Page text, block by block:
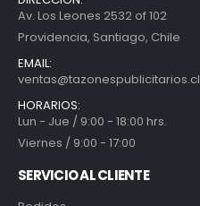
Av. Los Leones 2532 of 102
Providencia, Santiago, Chile
EMAIL:
ventas@tazonespublicitarios.cl
HORARIOS:
Lun - Jue / 9:00 - 18:00 hrs.
Viernes / 9:00 - 17:00
SERVICIO AL CLIENTE